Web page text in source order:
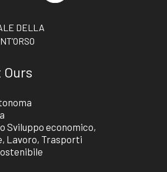
DELLA
Ours
Sviluppo economico,
Lavoro, Trasporti